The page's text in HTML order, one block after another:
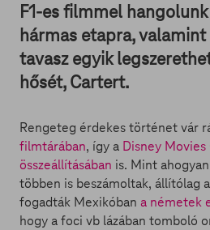
F1-es filmmel
hármas etapra, valamint
tavasz egyik
hősét, Cartert.
Rengeteg érdekes történet vár
filmtárában, így a Disney Movies
összeállításában is. Mint
többen is beszámoltak, állítólag
fogadták Mexikóban a németek
hogy a foci vb lázában tomboló